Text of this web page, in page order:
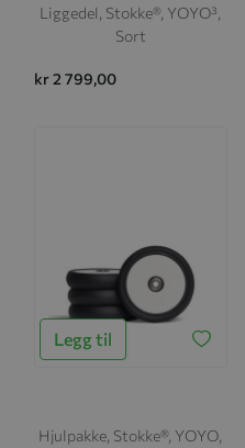
Liggedel, Stokke®, YOYO³,
Sort
kr 2 799,00
Legg til
Hjulpakke, Stokke®, YOYO,